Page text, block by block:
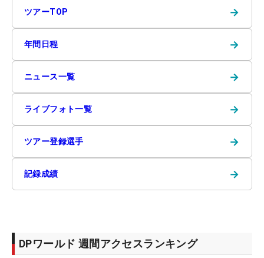
ツアーTOP →
年間日程 →
ニュース一覧 →
ライブフォト一覧 →
ツアー登録選手 →
記録成績 →
DPワールド 週間アクセスランキング